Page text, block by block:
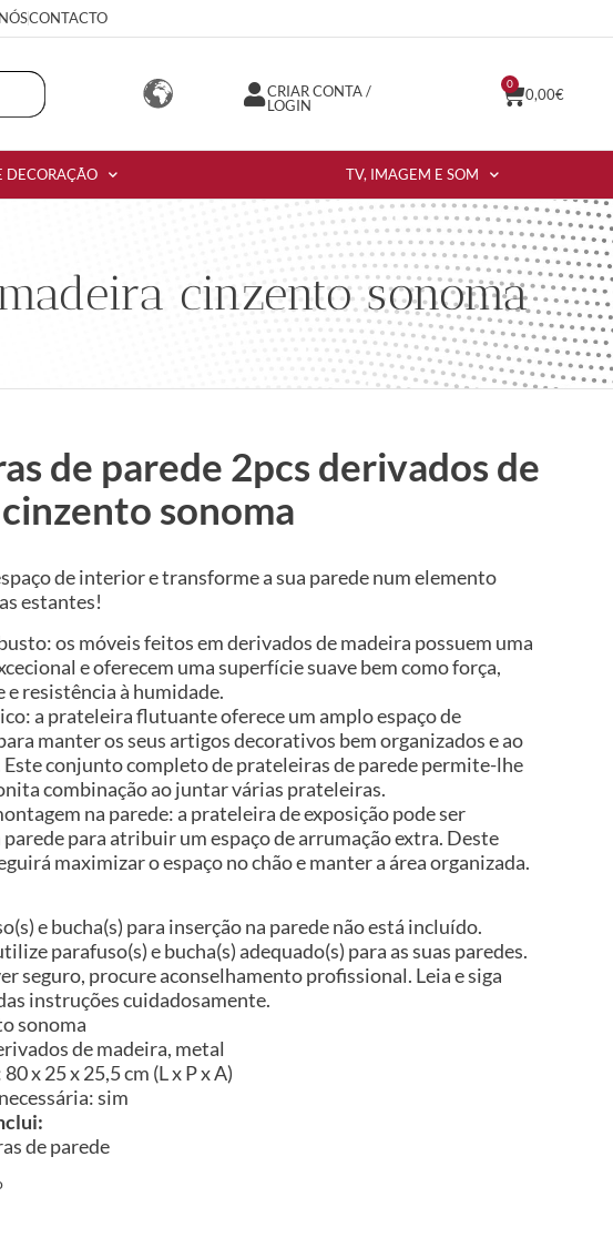
CONTACTO
CRIAR CONTA /
LOGIN
0,00€
0
DECORAÇÃO TV, IMAGEM E SOM
cinzento sonoma
de parede 2pcs derivados de
sonoma
de interior e transforme a sua parede num elemento
estantes!
os móveis feitos em derivados de madeira possuem uma
e oferecem uma superfície suave bem como força,
resistência à humidade.
a prateleira flutuante oferece um amplo espaço de
manter os seus artigos decorativos bem organizados e ao
Este conjunto completo de prateleiras de parede permite-lhe
combinação ao juntar várias prateleiras.
na parede: a prateleira de exposição pode ser
para atribuir um espaço de arrumação extra. Deste
maximizar o espaço no chão e manter a área organizada.
e bucha(s) para inserção na parede não está incluído.
parafuso(s) e bucha(s) adequado(s) para as suas paredes.
seguro, procure aconselhamento profissional. Leia e siga
instruções cuidadosamente.
sonoma
de madeira, metal
x 25 x 25,5 cm (L x P x A)
sim
de parede